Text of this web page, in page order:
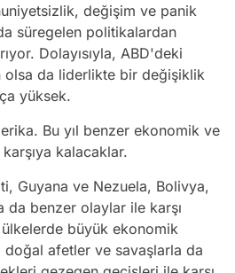
değişim ve panik
süregelen politikalardan
Dolayısıyla, ABD'deki
olsa da liderlikte bir değişiklik
yüksek.
Bu yıl benzer ekonomik ve
kalacaklar.
Guyana ve Nezuela, Bolivya,
da benzer olaylar ile karşı
büyük ekonomik
afetler ve savaşlarla da